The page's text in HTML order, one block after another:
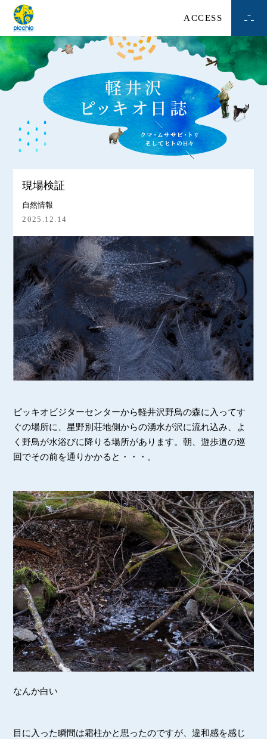
ACCESS
現場検証
自然情報
2025.12.14
ピッキオビジターセンターから軽井沢野鳥の森に入ってす
ぐの場所に、星野別荘地側からの湧水が沢に流れ込み、よ
く野鳥が水浴びに降りる場所があります。朝、遊歩道の巡
回でその前を通りかかると・・・。
なんか白い
目に入った瞬間は霜柱かと思ったのですが、違和感を感じ